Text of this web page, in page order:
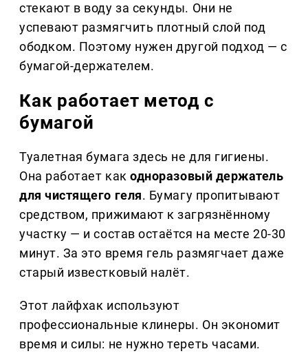
стекают в воду за секунды. Они не
успевают размягчить плотный слой под
ободком. Поэтому нужен другой подход — с
бумагой-держателем.
Как работает метод с
бумагой
Туалетная бумага здесь не для гигиены.
Она работает какодноразовый держатель
для чистящего геля. Бумагу пропитывают
средством, прижимают к загрязнённому
участку — и состав остаётся на месте 20-30
минут. За это время гель размягчает даже
старый известковый налёт.
Этот лайфхак используют
профессиональные клинеры. Он экономит
время и силы: не нужно тереть часами.